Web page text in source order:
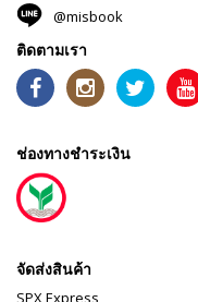
@misbook
ติดตามเรา
ช่องทางชำระเงิน
จัดส่งสินค้า
SPX Express